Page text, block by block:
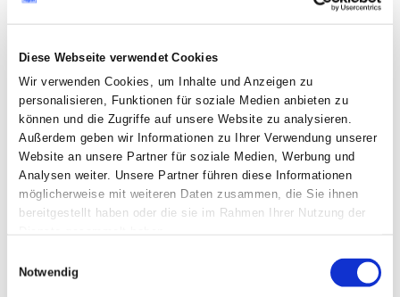
Diese Webseite verwendet Cookies
Wir verwenden Cookies, um Inhalte und Anzeigen zu
personalisieren, Funktionen für soziale Medien anbieten zu
können und die Zugriffe auf unsere Website zu analysieren.
Außerdem geben wir Informationen zu Ihrer Verwendung unserer
Website an unsere Partner für soziale Medien, Werbung und
Analysen weiter. Unsere Partner führen diese Informationen
möglicherweise mit weiteren Daten zusammen, die Sie ihnen
bereitgestellt haben oder die sie im Rahmen Ihrer Nutzung der
Notwendig